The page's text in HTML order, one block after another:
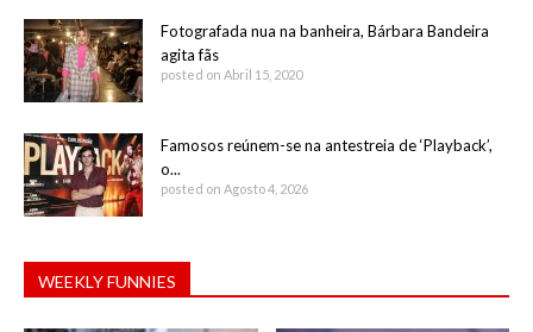
Fotografada nua na banheira, Bárbara Bandeira
agita fãs
posted on Abril 15, 2020
Famosos reúnem-se na antestreia de ‘Playback’,
o...
posted on Agosto 4, 2026
WEEKLY FUNNIES